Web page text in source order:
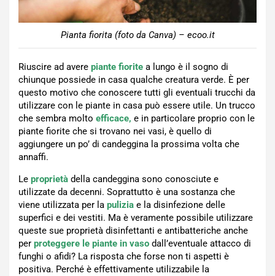
Pianta fiorita (foto da Canva) – ecoo.it
Riuscire ad avere piante fiorite a lungo è il sogno di
chiunque possiede in casa qualche creatura verde. È per
questo motivo che conoscere tutti gli eventuali trucchi da
utilizzare con le piante in casa può essere utile. Un trucco
che sembra molto efficace, e in particolare proprio con le
piante fiorite che si trovano nei vasi, è quello di
aggiungere un po’ di candeggina la prossima volta che
annaffi.
Le proprietà della candeggina sono conosciute e
utilizzate da decenni. Soprattutto è una sostanza che
viene utilizzata per la pulizia e la disinfezione delle
superfici e dei vestiti. Ma è veramente possibile utilizzare
queste sue proprietà disinfettanti e antibatteriche anche
per proteggere le piante in vaso dall’eventuale attacco di
funghi o afidi? La risposta che forse non ti aspetti è
positiva. Perché è effettivamente utilizzabile la